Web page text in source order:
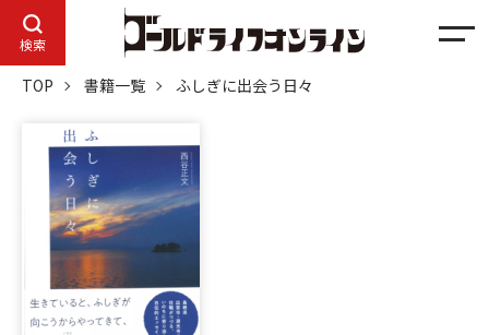
検索
メ
TOP 書籍一覧 ふしぎに出会う日々